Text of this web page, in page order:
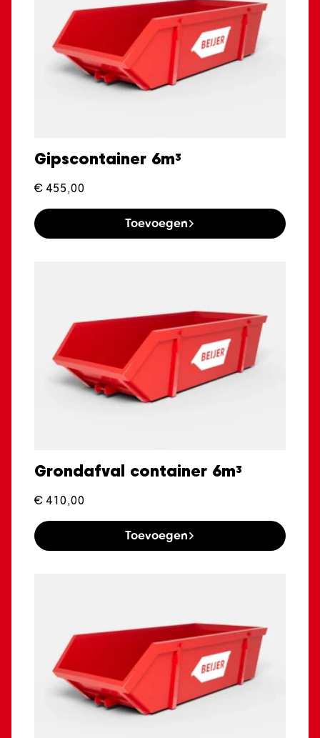
Gipscontainer 6m³
€ 455,00
Toevoegen
Grondafval container 6m³
€ 410,00
Toevoegen